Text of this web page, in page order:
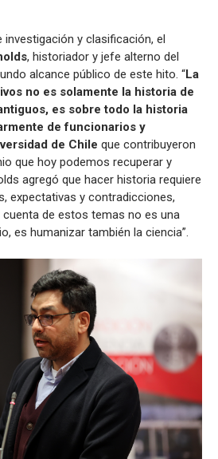
y clasificación, el
, historiador y jefe alterno del
alcance público de este hito. “La
no es solamente la historia de
es sobre todo la historia
de funcionarios y
de Chile que contribuyeron
que hoy podemos recuperar y
agregó que hacer historia requiere
expectativas y contradicciones,
cuenta de estos temas no es una
es humanizar también la ciencia”.